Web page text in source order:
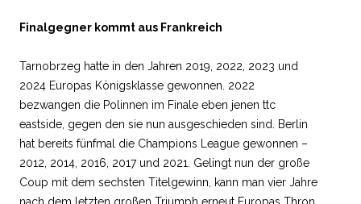
Finalgegner kommt aus Frankreich
Tarnobrzeg hatte in den Jahren 2019, 2022, 2023 und
2024 Europas Königsklasse gewonnen. 2022
bezwangen die Polinnen im Finale eben jenen ttc
eastside, gegen den sie nun ausgeschieden sind. Berlin
hat bereits fünfmal die Champions League gewonnen –
2012, 2014, 2016, 2017 und 2021. Gelingt nun der große
Coup mit dem sechsten Titelgewinn, kann man vier Jahre